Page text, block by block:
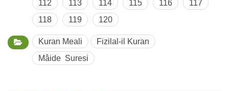
112 113 114 115 116
117
118
119 120
Kuran Meali
Fizilal-il Kuran
Mâide Suresi